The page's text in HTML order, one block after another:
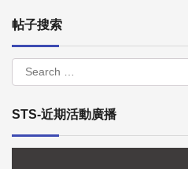
帖子搜索
STS-近期活動廣播